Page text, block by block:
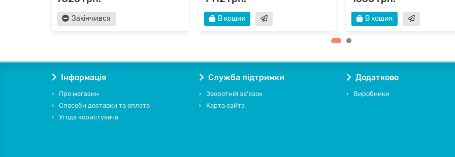
Закінчився В кошик В кошик
Інформація
Про магазин
Способи доставки та оплата
Угода користувача
Служба підтримки
Зворотній зв'язок
Карта сайта
Додатково
Виробники